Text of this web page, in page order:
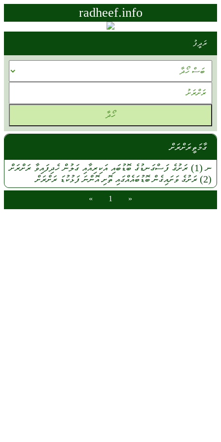
radheef.info
ރަދީފު
ގާމަތީރަށްރަށް
ނ(1) ރަށުގެފަސްގަނޑުގެބޮޑުބައިއަކިރިއާއިގަލުންހެދިފައިވާ ރަށްރަށް
(2)
ރަށުގެވަށައިގެންބޮޑުބައެއްގައިތޮށިއޮންނަފަޅުކުޑަ ރަށްރަށް
«
1
»